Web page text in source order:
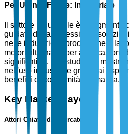
Per Utente Finale: Industriale
Il settore industriale è il
guidato dalla necessità di
nelle industrie di produzione e
motori alternativi per applicazioni
significativa, con studi che
nell'uso industriale grazie ai
benefici di conformità normativa.
Key Market Players
Attori Chiave del Mercato